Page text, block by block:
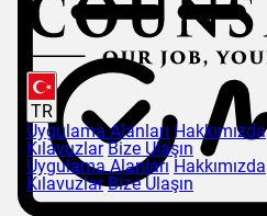
TR
Uygulama Alanları Hakkımızda
Kılavuzlar Bize Ulaşın
Uygulama Alanları Hakkımızda
Kılavuzlar Bize Ulaşın